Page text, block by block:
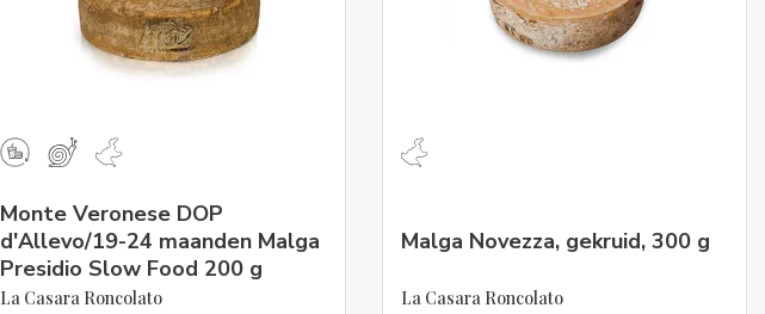
Monte Veronese DOP
d'Allevo/19-24 maanden Malga
Presidio Slow Food 200 g
La Casara Roncolato
Malga Novezza, gekruid, 300 g
La Casara Roncolato